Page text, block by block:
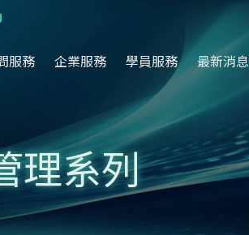
服務 企業服務 學員服務 最新消息
理系列